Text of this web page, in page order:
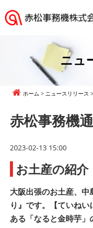
社
ニュ
ホーム ニュースリリース
赤松事務機
2023-02-13 15:00
お土産の紹介
大阪出張のお土産、中
り』です。【ていね
ある「なると金時芋